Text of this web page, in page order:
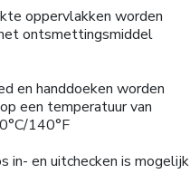
oppervlakken worden
ontsmettingsmiddel
en handdoeken worden
een temperatuur van
140°F
in- en uitchecken is mogelijk